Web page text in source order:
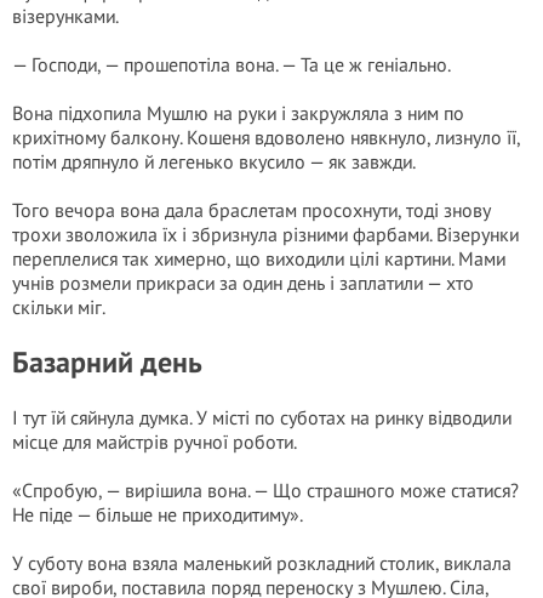
візерунками.
— Господи, — прошепотіла вона. — Та це ж геніально.
Вона підхопила Мушлю на руки і закружляла з ним по
крихітному балкону. Кошеня вдоволено нявкнуло, лизнуло її,
потім дряпнуло й легенько вкусило — як завжди.
Того вечора вона дала браслетам просохнути, тоді знову
трохи зволожила їх і збризнула різними фарбами. Візерунки
переплелися так химерно, що виходили цілі картини. Мами
учнів розмели прикраси за один день і заплатили — хто
скільки міг.
Базарний день
І тут їй сяйнула думка. У місті по суботах на ринку відводили
місце для майстрів ручної роботи.
«Спробую, — вирішила вона. — Що страшного може статися?
Не піде — більше не приходитиму».
У суботу вона взяла маленький розкладний столик, виклала
свої вироби, поставила поряд переноску з Мушлею. Сіла,